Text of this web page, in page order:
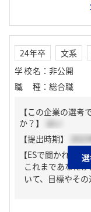
24年卒 文系
学校名 ： 非公開
職種 ： 総合職
【この企業の選
か？】
はい
【提出時期】
【ESで聞かれた質
これまであなた
いて、目標やそ